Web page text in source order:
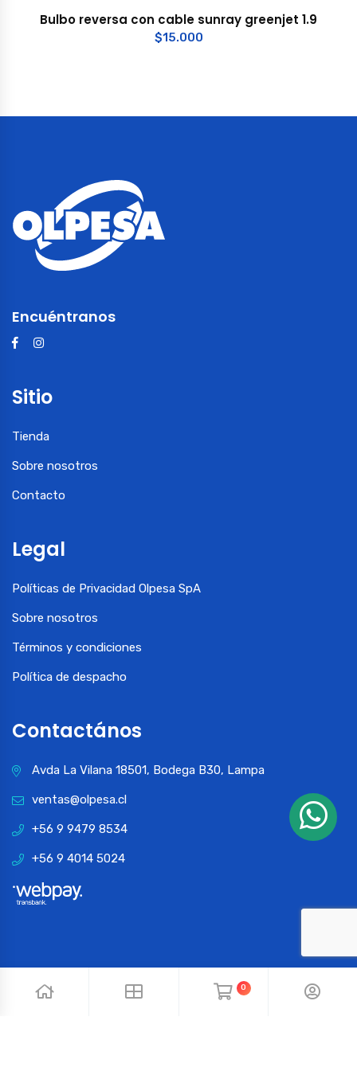
Bulbo reversa con cable sunray greenjet 1.9
$15.000
Encuéntranos
Sitio
Tienda
Sobre nosotros
Contacto
Legal
Políticas de Privacidad Olpesa SpA
Sobre nosotros
Términos y condiciones
Política de despacho
Contactános
Avda La Vilana 18501, Bodega B30, Lampa
ventas@olpesa.cl
+56 9 9479 8534
+56 9 4014 5024
0